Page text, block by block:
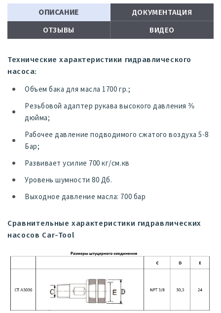
ОПИСАНИЕ
ДОКУМЕНТАЦИЯ
ОТЗЫВЫ
ВИДЕО
Технические характеристики гидравлического
насоса:
Объем бака для масла 1700 гр.;
Резьбовой адаптер рукава высокого давления ⅜
дюйма;
Рабочее давление подводимого сжатого воздуха 5-8
Бар;
Развивает усилие 700 кг/см.кв
Уровень шумности 80 Дб.
Выходное давление масла: 700 бар
Сравнительные характеристики гидравлических
насосов Car-Tool